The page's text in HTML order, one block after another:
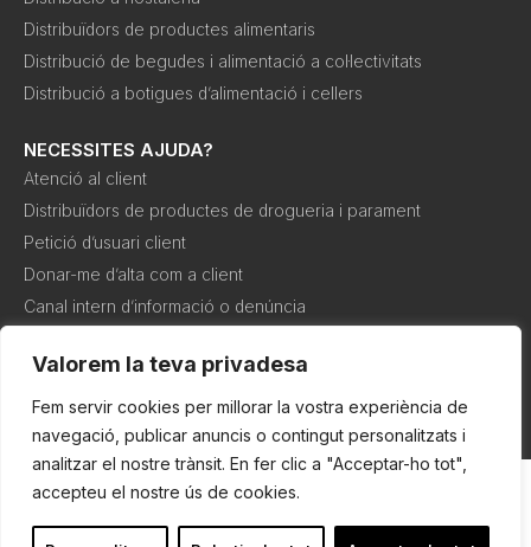
Valorem la teva privadesa
Fem servir cookies per millorar la vostra experiència de
navegació, publicar anuncis o contingut personalitzats i
analitzar el nostre trànsit. En fer clic a "Acceptar-ho tot",
accepteu el nostre ús de cookies.
Distribuïdors de productes alimentaris
Distribució de begudes i alimentació a col·lectivitats
Distribució a botigues d’alimentació i cellers
NECESSITES AJUDA?
Atenció al client
Distribuïdors de productes de drogueria i parament
Petició d’usuari client
Donar-me d’alta com a client
Canal intern d’informació o denúncia
cookies
Política de
privadesa
compra